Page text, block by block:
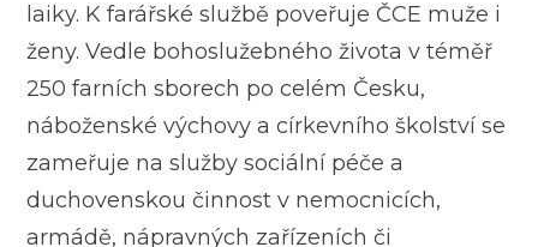
laiky. K farářské službě poveřuje ČCE muže i
ženy. Vedle bohoslužebného života v téměř
250 farních sborech po celém Česku,
náboženské výchovy a církevního školství se
zameřuje na služby sociální péče a
duchovenskou činnost v nemocnicích,
armádě, nápravných zařízeních či